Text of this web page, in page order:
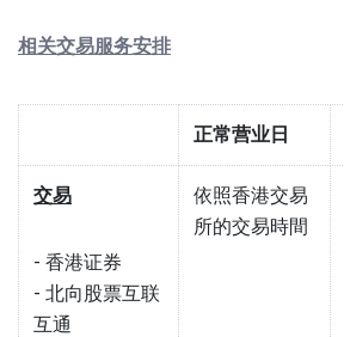
相关交易服务安排
正常营业日
交易
- 香港证券
- 北向股票互联
互通
依照香港交易
所的交易時間